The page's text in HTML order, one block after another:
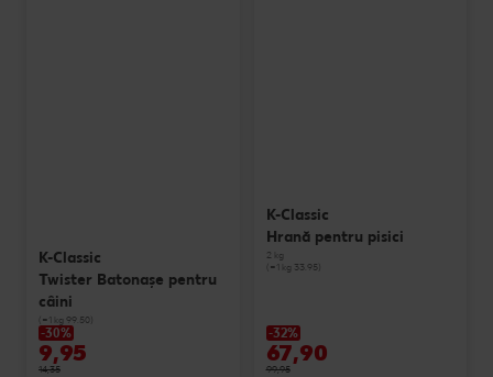
K-Classic
Twister Batonaşe pentru
câini
(=1 kg 99.50)
-30%
9,95
14,35
K-Classic
Hrană pentru pisici
2 kg
(=1 kg 33.95)
-32%
67,90
99,95